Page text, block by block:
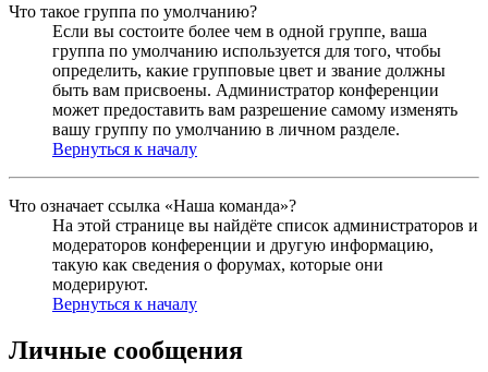
Что такое группа по умолчанию?
Если вы состоите более чем в одной группе, ваша
группа по умолчанию используется для того, чтобы
определить, какие групповые цвет и звание должны
быть вам присвоены. Администратор конференции
может предоставить вам разрешение самому изменять
вашу группу по умолчанию в личном разделе.
Вернуться к началу
Что означает ссылка «Наша команда»?
На этой странице вы найдёте список администраторов и
модераторов конференции и другую информацию,
такую как сведения о форумах, которые они
модерируют.
Вернуться к началу
Личные сообщения